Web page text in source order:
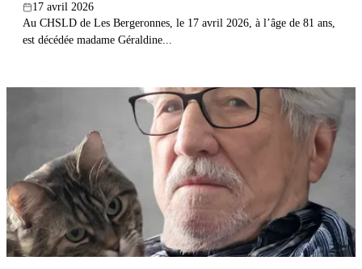
17 avril 2026
Au CHSLD de Les Bergeronnes, le 17 avril 2026, à l’âge de 81 ans,
est décédée madame Géraldine...